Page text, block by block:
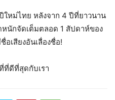
ใหม่ไทย หลังจาก 4 ปีที่ยาวนาน
หนักจัดเต็มตลอด 1 สัปดาห์ของ
อเสียงอันเลื่องชื่อ!
ที่ดีที่สุดกับเรา